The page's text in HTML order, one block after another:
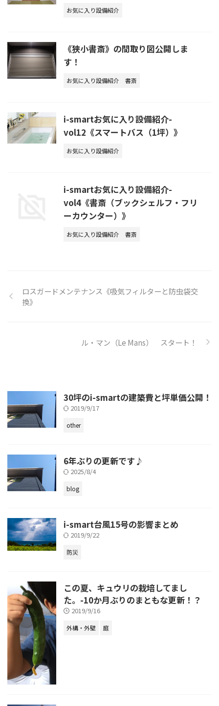
お気に入り設備紹介
《狭小書斎》の間取り図公開しま
す！
お気に入り設備紹介 書斎
i-smartお気に入り設備紹介-
vol12《スマートバス（1坪）》
お気に入り設備紹介
i-smartお気に入り設備紹介-
vol4《書斎（ブックシェルフ・フリ
ーカウンター）》
お気に入り設備紹介 書斎
ロスガードメンテナンス《吸気フィルターと防虫袋交
換》
ル・マン（Le Mans） スタート！
30坪のi-smartの建築費と坪単価公開！
2019/9/17
other
6年ぶりの更新です♪
2025/8/4
blog
i-smart台風15号の影響まとめ
2019/9/22
防災
この夏、キュウリの栽培してまし
た。-10か月ぶりのまともな更新！？
2019/9/16
外構・外壁 庭